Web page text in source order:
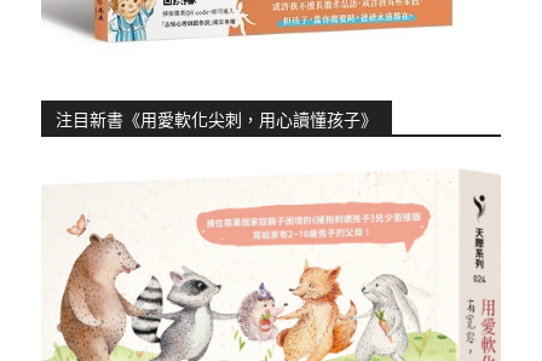
注目新書《用愛軟化尖刺，用心讀懂孩子》